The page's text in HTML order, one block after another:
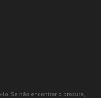
Se não encontrar o procura,